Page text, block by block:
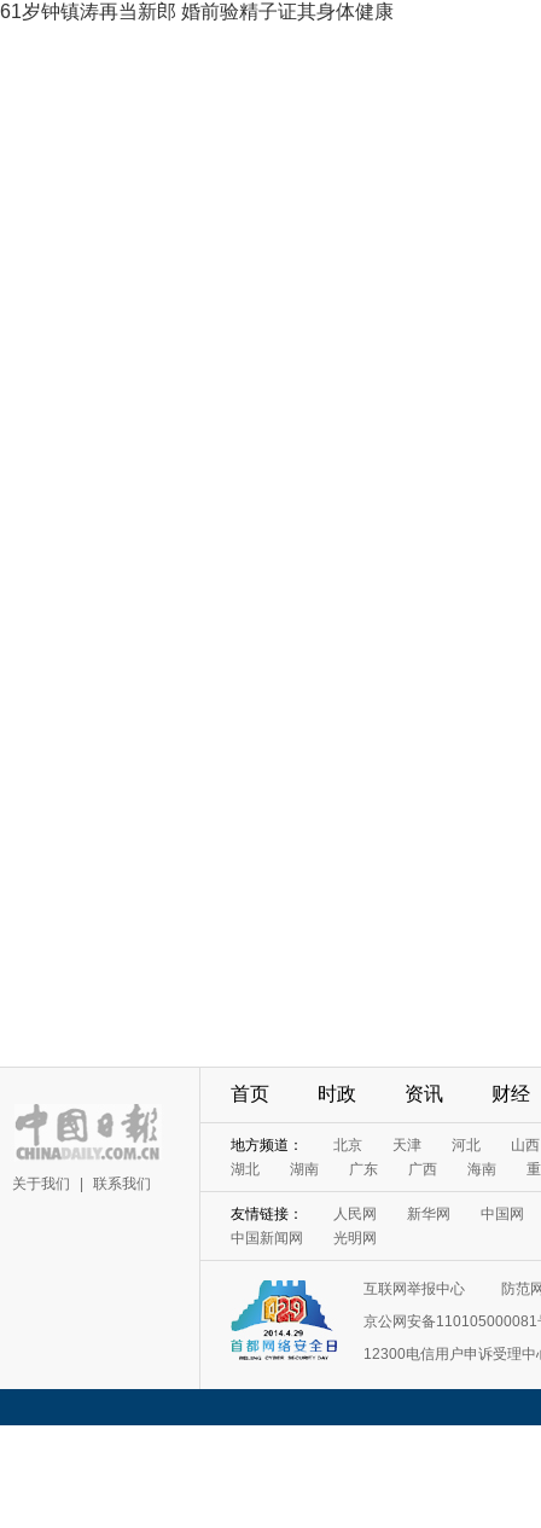
61岁钟镇涛再当新郎 婚前验精子证其身体健康
关于我们 联系我们
首页 时政 资讯 财经
地方频道： 北京 天津 河北
山西
湖北
湖南 广东 广西 海南
友情链接： 人民网 新华网
中国网
中国新闻网
光明网
互联网举报中心
防范
京公网安备110105000081
12300电信用户申诉受理中